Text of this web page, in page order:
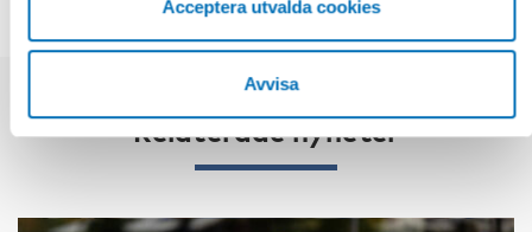
Acceptera utvalda cookies
Avvisa
Relaterade nyheter